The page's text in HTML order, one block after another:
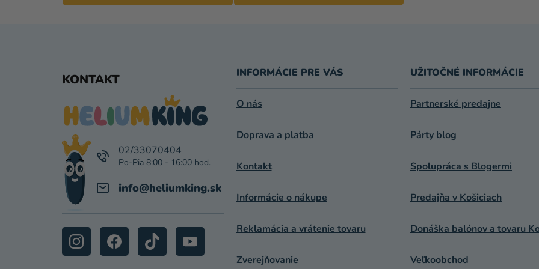
KONTAKT
info@heliumking.sk
02/33070404
INFORMÁCIE PRE VÁS
O nás
Doprava a platba
Kontakt
Informácie o nákupe
Reklamácia a vrátenie tovaru
Zverejňovanie
UŽITOČNÉ INFORMÁCIE
Partnerské predajne
Párty blog
Spolupráca s Blogermi
Predajňa v Košiciach
Donáška balónov a tovaru
Veľkoobchod